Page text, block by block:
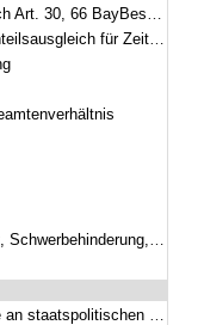
in Verbindung mit Art. 62 LlbG
Art. 15 Abs. 3 Satz 1 Nr. 2 LlbG
Jugendarbeitsschutz
Bildungsveranstaltungen